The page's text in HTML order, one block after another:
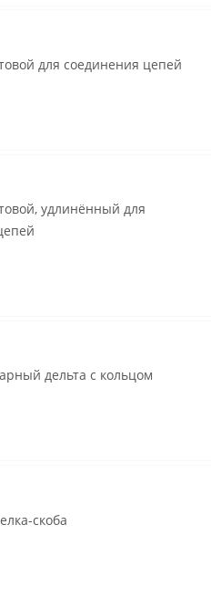
для соединения цепей
удлинённый для
дельта с кольцом
скоба